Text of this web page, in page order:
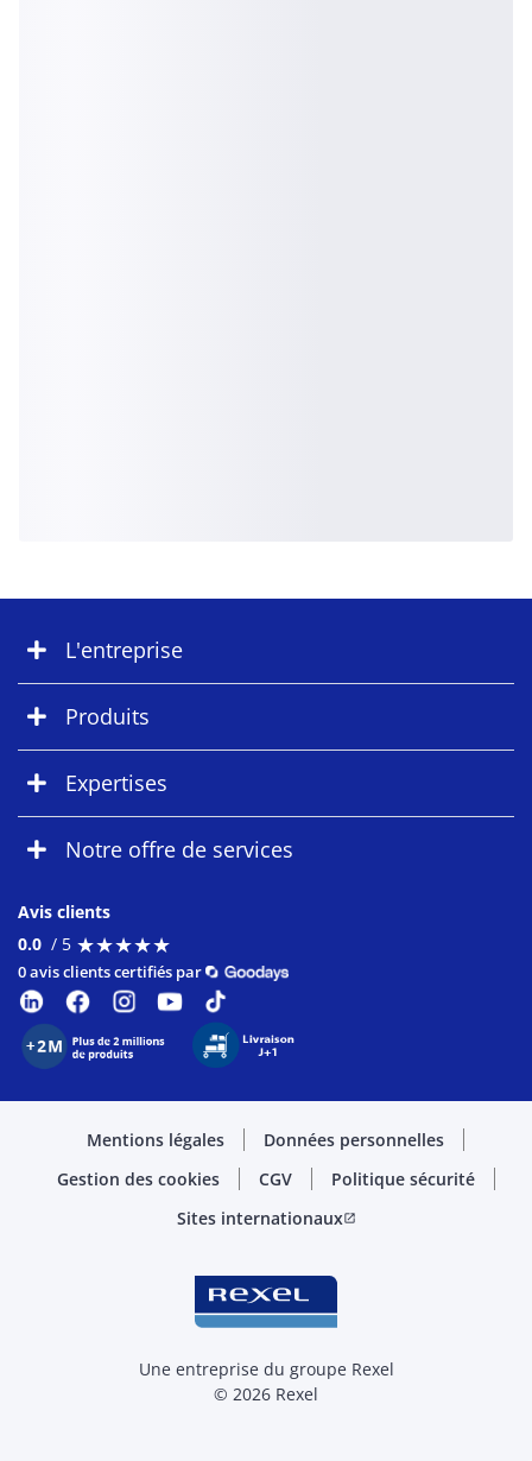
L'entreprise
Produits
Expertises
Notre offre de services
Avis clients
0.0 / 5 ★★★★★
★★★★★
0 avis clients certifiés par
Mentions légales
Données personnelles
Gestion des cookies
CGV
Politique sécurité
Sites internationauxopen_in_new
Une entreprise du groupe Rexel
© 2026 Rexel